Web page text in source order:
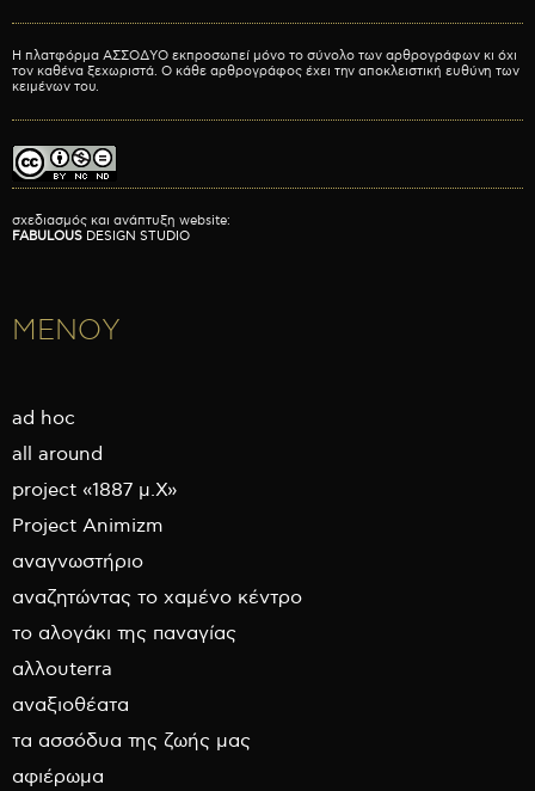
Η πλατφόρμα ΑΣΣΟΔΥΟ εκπροσωπεί μόνο το σύνολο των αρθρογράφων κι όχι
τον καθένα ξεχωριστά. Ο κάθε αρθρογράφος έχει την αποκλειστική ευθύνη των
κειμένων του.
σχεδιασμός και ανάπτυξη website:
FABULOUS DESIGN STUDIO
ΜΕΝΟΥ
ad hoc
all around
project «1887 μ.Χ»
Project Animizm
αναγνωστήριο
αναζητώντας το χαμένο κέντρο
το αλογάκι της παναγίας
αλλουterra
αναξιοθέατα
τα ασσόδυα της ζωής μας
αφιέρωμα